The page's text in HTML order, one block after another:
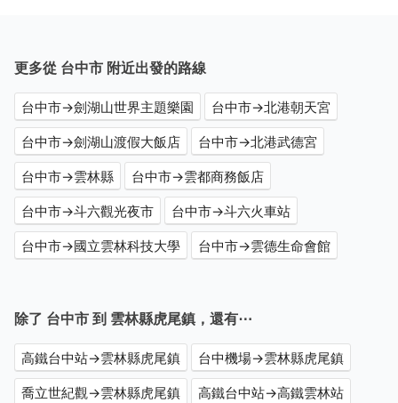
更多從 台中市 附近出發的路線
台中市→劍湖山世界主題樂園
台中市→北港朝天宮
台中市→劍湖山渡假大飯店
台中市→北港武德宮
台中市→雲林縣
台中市→雲都商務飯店
台中市→斗六觀光夜市
台中市→斗六火車站
台中市→國立雲林科技大學
台中市→雲德生命會館
除了 台中市 到 雲林縣虎尾鎮，還有⋯
高鐵台中站→雲林縣虎尾鎮
台中機場→雲林縣虎尾鎮
喬立世紀觀→雲林縣虎尾鎮
高鐵台中站→高鐵雲林站